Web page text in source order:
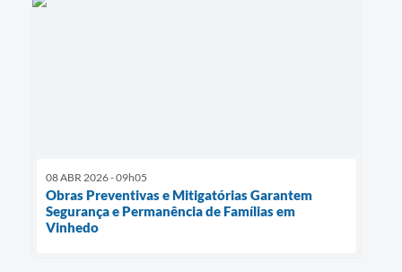
08 ABR 2026 - 09h05
Obras Preventivas e Mitigatórias Garantem
Segurança e Permanência de Famílias em
Vinhedo